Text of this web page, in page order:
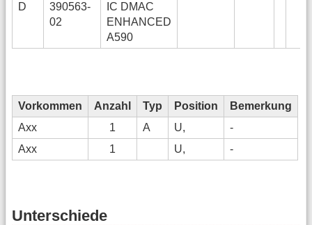
D
390563-
02
IC DMAC
ENHANCED
A590
Vorkommen Anzahl Typ Position
Bemerkung
Axx
1 A U,
-
Axx
1 U, -
Unterschiede